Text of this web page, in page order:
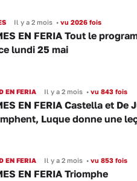
Il y a 2 mois •vu 2026 fois
EN FERIA Tout le
lundi 25 mai
EN FERIA Il y a 2 mois •vu 843 fois
EN FERIA Castella et De
Luque donne une
EN FERIA Il y a 2 mois •vu 853 fois
EN FERIA Triomphe